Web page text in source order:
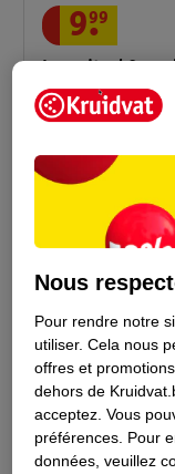
Minis D'Huile De
Poisson Oméga-3
60 pièces
9.
99
22.
99
Nous
Pour rendre notre
utiliser. Cela nous
offres et
dehors de
acceptez. Vous
préférences. Pour
données, veuillez